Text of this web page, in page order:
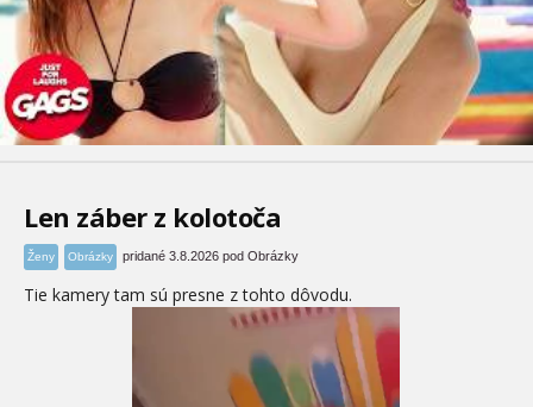
Len záber z kolotoča
Ženy Obrázky pridané 3.8.2026 pod Obrázky
Tie kamery tam sú presne z tohto dôvodu.